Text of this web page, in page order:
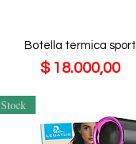
Botella termica sport
Precio
$ 18.000,00
Stock